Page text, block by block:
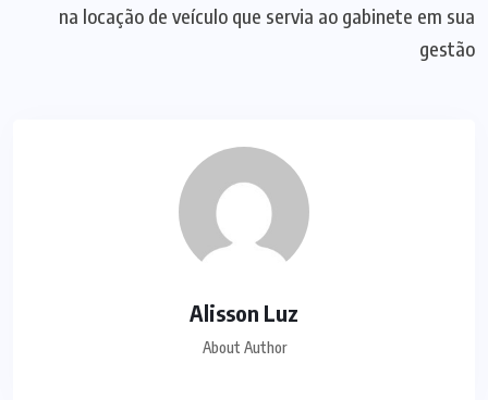
na locação de veículo que servia ao gabinete em sua
gestão
Alisson Luz
About Author